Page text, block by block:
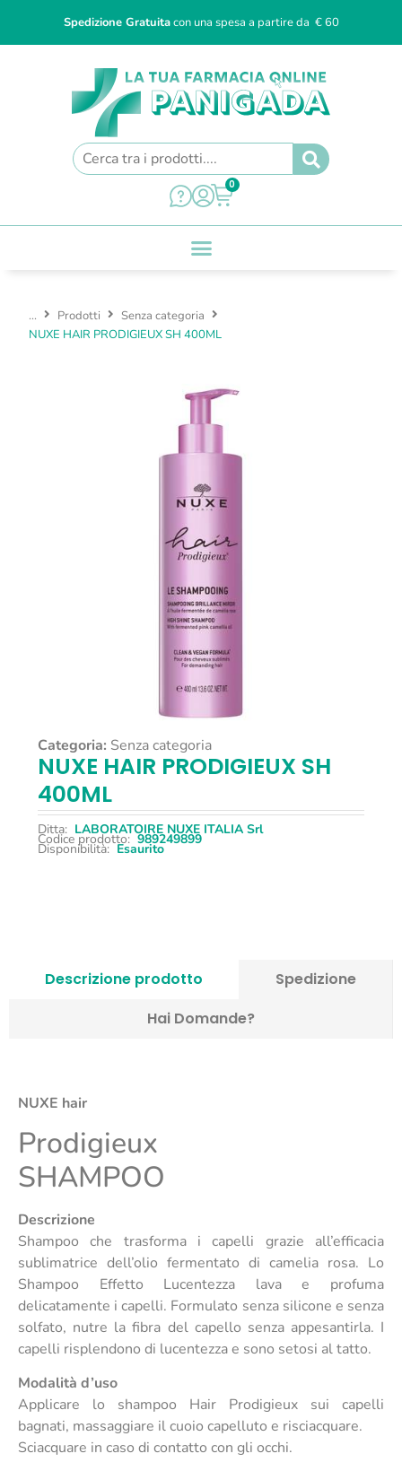
Spedizione Gratuitacon una spesa a partire da € 60
0
... Prodotti
Senza categoria
NUXE HAIR PRODIGIEUX SH 400ML
Categoria: Senza categoria
NUXE HAIR PRODIGIEUX SH
400ML
Ditta: LABORATOIRE NUXE ITALIA Srl
Codice prodotto: 989249899
Disponibilità: Esaurito
Descrizione prodotto
Spedizione
Hai Domande?
NUXE hair
Prodigieux
SHAMPOO
Descrizione
Shampoo che trasforma i capelli grazie all’efficacia
sublimatrice dell’olio fermentato di camelia rosa. Lo
Shampoo Effetto Lucentezza lava e profuma
delicatamente i capelli. Formulato senza silicone e senza
solfato, nutre la fibra del capello senza appesantirla. I
capelli risplendono di lucentezza e sono setosi al tatto.
Modalità d’uso
Applicare lo shampoo Hair Prodigieux sui capelli
bagnati, massaggiare il cuoio capelluto e risciacquare.
Sciacquare in caso di contatto con gli occhi.